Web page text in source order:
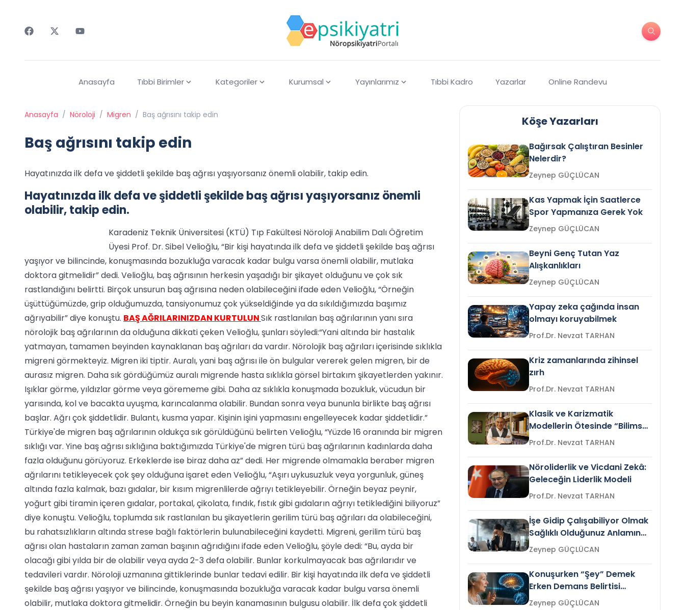
Anasayfa Tıbbi Birimler Kategoriler Kurumsal Yayınlarımız Tıbbi Kadro Yazarlar Online Randevu
Anasayfa / Nöroloji / Migren / Baş ağrısını takip edin
Baş ağrısını takip edin
Hayatınızda ilk defa ve şiddetli şekilde baş ağrısı yaşıyorsanız önemli olabilir, takip edin.
Hayatınızda ilk defa ve şiddetli şekilde baş ağrısı yaşıyorsanız önemli
olabilir, takip edin.
Karadeniz Teknik Üniversitesi (KTÜ) Tıp Fakültesi Nöroloji Anabilim Dalı Öğretim
Üyesi Prof. Dr. Sibel Velioğlu, “Bir kişi hayatında ilk defa ve şiddetli şekilde baş ağrısı
yaşıyor ve bilincinde, konuşmasında bozukluğa varacak kadar bulgu varsa önemli olabilir, mutlaka
doktora gitmelidir” dedi. Velioğlu, baş ağrısının herkesin yaşadığı bir şikayet olduğunu ve çok sık
rastlandığını belirtti. Birçok unsurun baş ağrısına neden olabileceğini ifade eden Velioğlu, “Örneğin
üşüttüğümüzde, grip olduğumuzda, tansiyonumuz çok yükseldiğinde ya da sıkıldığımızda başımız
ağrıyabilir” diye konuştu. BAŞ AĞRILARINIZDAN KURTULUNSık rastlanılan baş ağrılarının yanı sıra
nörolojik baş ağrılarının da olduğuna dikkati çeken Velioğlu, şunları söyledi:“Yani altında bir hastalık
yatmayan, tamamen beyinden kaynaklanan baş ağrıları da vardır. Nörolojik baş ağrıları içerisinde sıklıkla
migreni görmekteyiz. Migren iki tiptir. Auralı, yani baş ağrısı ile ön bulgular vererek gelen migren, bir de
aurasız migren. Daha sık gördüğümüz auralı migrende hasta sıklıkla görsel birtakım şikayetlerden yakınır.
Işıklar görme, yıldızlar görme veya görememe gibi. Daha az sıklıkla konuşmada bozukluk, vücudun bir
yarısında, kol ve bacakta uyuşma, karıncalanma olabilir. Bundan sonra veya bununla birlikte baş ağrısı
başlar. Ağrı çok şiddetlidir. Bulantı, kusma yapar. Kişinin işini yapmasını engelleyecek kadar şiddetlidir.”
Türkiye'de migren baş ağrılarının oldukça sık görüldüğünü belirten Velioğlu, “Yüzde 16 oranında bir migren
sıklığı var. Yine baş ağrısı sıklığına baktığımızda Türkiye'de migren türü baş ağrılarının kadınlarda daha
fazla olduğunu görüyoruz. Erkeklerde ise biraz daha az” dedi. Her migrende olmamakla beraber migren
ağrılarını tetikleyecek çok şey olduğuna işaret eden Velioğlu, “Aşırı uykusuzluk veya yorgunluk, güneş
altında fazla kalmak, bazı gıdalar, bir kısım migrenlilerde ağrıyı tetikleyebilir. Örneğin beyaz peynir,
yoğurt gibi tiramin içeren gıdalar, portakal, çikolata, fındık, fıstık gibi gıdaların ağrıyı tetiklediğini biliyoruz”
diye konuştu. Velioğlu, toplumda sık rastlanılan bu şikayetlerin gerilim türü baş ağrıları da olabileceğini,
bu rahatsızlıkların altında strese bağlı faktörlerin bulunabileceğini kaydetti. Migreni, gerilim türü baş
ağrısı olan hastaların zaman zaman başının ağrıdığını ifade eden Velioğlu, şöyle dedi: “Bu, ayda bir
olacağı gibi yılda bir de olabilir veya ayda 2-3 defa olabilir. Bunlar korkulmayacak bas ağrılarıdır ve
tedavileri vardır. Nöroloji uzmanına gittiklerinde bunlar tedavi edilir. Bir kişi hayatında ilk defa ve şiddetli
şekilde baş ağrısı yaşıyor ve bilincinde, konuşmasında bozukluğa varacak kadar bulgu varsa önemli
olabilir, mutlaka doktora gitmelidir. Örneğin bu beyin kanamasının bulgusu olabilir. İlk defa çok şiddetli
Köşe Yazarları
Bağırsak Çalıştıran Besinler
Nelerdir?
Zeynep GÜÇLÜCAN
Kas Yapmak İçin Saatlerce
Spor Yapmanıza Gerek Yok
Zeynep GÜÇLÜCAN
Beyni Genç Tutan Yaz
Alışkanlıkları
Zeynep GÜÇLÜCAN
Yapay zeka çağında insan
olmayı koruyabilmek
Prof.Dr. Nevzat TARHAN
Kriz zamanlarında zihinsel
zırh
Prof.Dr. Nevzat TARHAN
Klasik ve Karizmatik
Modellerin Ötesinde “Bilimsel
Liderlik”
Prof.Dr. Nevzat TARHAN
Nöroliderlik ve Vicdani Zekâ:
Geleceğin Liderlik Modeli
Prof.Dr. Nevzat TARHAN
İşe Gidip Çalışabiliyor Olmak
Sağlıklı Olduğunuz Anlamına
Gelir mi?Zeynep GÜÇLÜCAN
Konuşurken “Şey” Demek
Erken Demans Belirtisi
Olabilir mi?Zeynep GÜÇLÜCAN